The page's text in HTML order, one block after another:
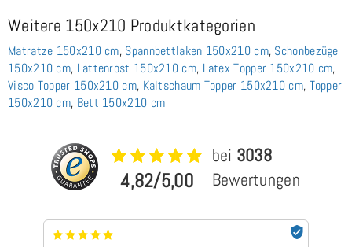
Weitere 150x210 Produktkategorien
Matratze 150x210 cm, Spannbettlaken 150x210 cm, Schonbezüge
150x210 cm, Lattenrost 150x210 cm, Latex Topper 150x210 cm,
Visco Topper 150x210 cm, Kaltschaum Topper 150x210 cm, Topper
150x210 cm, Bett 150x210 cm
4,82/5,00
bei 3038
Bewertungen